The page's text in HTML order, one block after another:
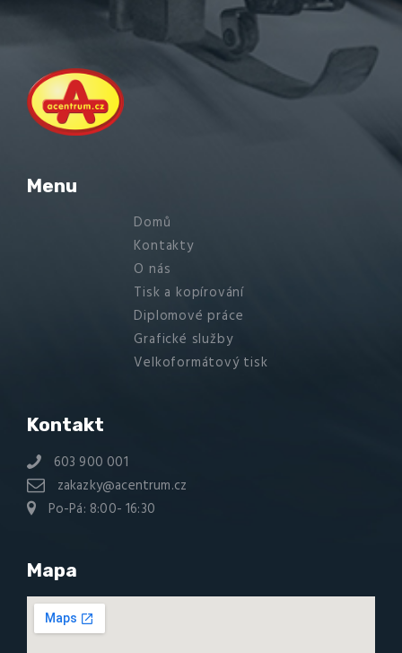
Menu
Domů
Kontakty
O nás
Tisk a kopírování
Diplomové práce
Grafické služby
Velkoformátový tisk
Kontakt
603 900 001
zakazky@acentrum.cz
Po-Pá: 8:00- 16:30
Mapa